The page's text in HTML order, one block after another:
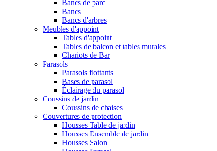
Bancs de parc
Bancs
Bancs d'arbres
Meubles d'appoint
Tables d'appoint
Tables de balcon et tables murales
Chariots de Bar
Parasols
Parasols flottants
Bases de parasol
Éclairage du parasol
Coussins de jardin
Coussins de chaises
Couvertures de protection
Housses Table de jardin
Housses Ensemble de jardin
Housses Salon